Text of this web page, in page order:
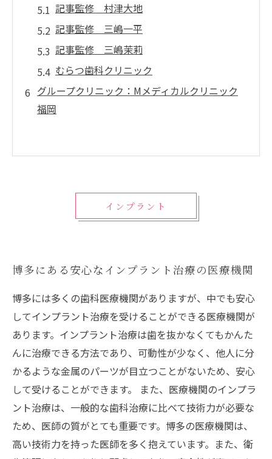
記事監修 村津大地
記事監修 三嶋一平
記事監修 三嶋茉莉
むらつ歯科クリニック
グループクリニック：Mメディカルクリニック
福岡
インプラント
博多にある安心なインプラント治療の医療機関
博多には多くの歯科医療機関がありますが、中でも安心
してインプラント治療を受けることができる医療機関が
あります。インプラント治療は歯を抜かなくてもかんた
んに治療できる方法であり、可動性が少なく、他人に分
かるような金属のパーツが目立つことがないため、安心
して受けることができます。 また、医療機関のインプラ
ント治療は、一般的な歯科治療に比べて技術力が必要な
ため、医師の質がとても重要です。博多の医療機関は、
高い技術力を持った医師を多く抱えています。また、衛